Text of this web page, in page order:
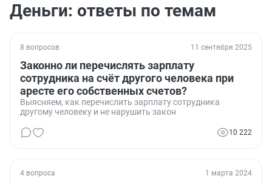
Деньги: ответы по темам
8 вопросов 11 сентября 2025
Законно ли перечислять зарплату
сотрудника на счёт другого человека при
аресте его собственных счетов?
Выясняем, как перечислить зарплату сотрудника
другому человеку и не нарушить закон
10 222
4 вопроса 1 марта 2024